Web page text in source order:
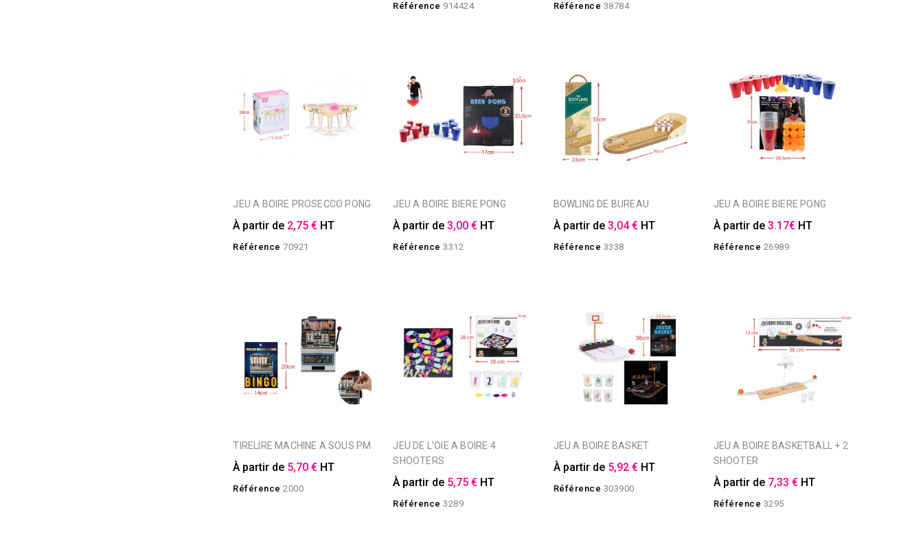
Référence 914424 Référence 38784
JEU A BOIRE PROSECCO PONG
À partir de 2,75 € HT
Référence 70921
JEU A BOIRE BIERE PONG
À partir de3,00 € HT
Référence 3312
BOWLING DE BUREAU
À partir de 3,04 € HT
Référence 3338
JEU A BOIRE BIERE PONG
À partir de 3.17€HT
Référence 26989
TIRELIRE MACHINE A SOUS PM
À partir de 5,70 € HT
Référence 2000
JEU DE L'OIE A BOIRE 4
SHOOTERS
À partir de 5,75 € HT
Référence 3289
JEU A BOIRE BASKET
À partir de 5,92 € HT
Référence 303900
JEU A BOIRE BASKETBALL + 2
SHOOTER
À partir de 7,33 € HT
Référence 3295